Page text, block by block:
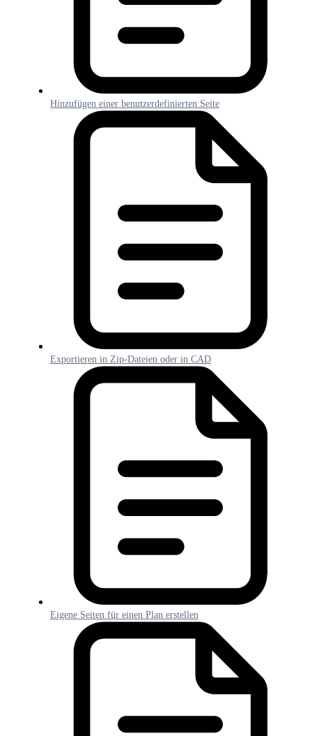
Hinzufügen einer benutzerdefinierten Seite
Exportieren in Zip-Dateien oder in CAD
Eigene Seiten für einen Plan erstellen